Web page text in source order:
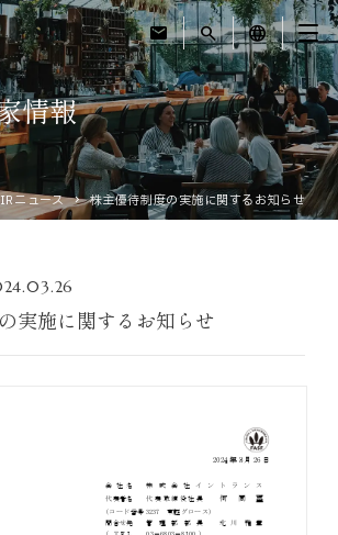
mail search language
情報
IRニュース 株主優待制度の実施に関するお知らせ
実施に関するお知らせ